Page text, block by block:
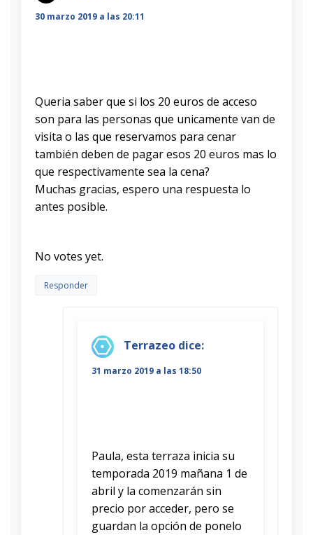
30 marzo 2019 a las 20:11
Queria saber que si los 20 euros de acceso
son para las personas que unicamente van de
visita o las que reservamos para cenar
también deben de pagar esos 20 euros mas lo
que respectivamente sea la cena?
Muchas gracias, espero una respuesta lo
antes posible.
No votes yet.
Responder
Terrazeo dice:
31 marzo 2019 a las 18:50
Paula, esta terraza inicia su
temporada 2019 mañana 1 de
abril y la comenzarán sin
precio por acceder, pero se
guardan la opción de ponelo